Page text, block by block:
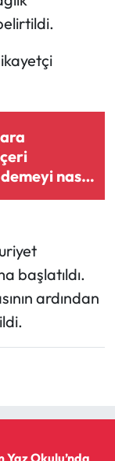
nasıl
şaştı
başlatıldı.
ardından
Yaz Okulu’nda